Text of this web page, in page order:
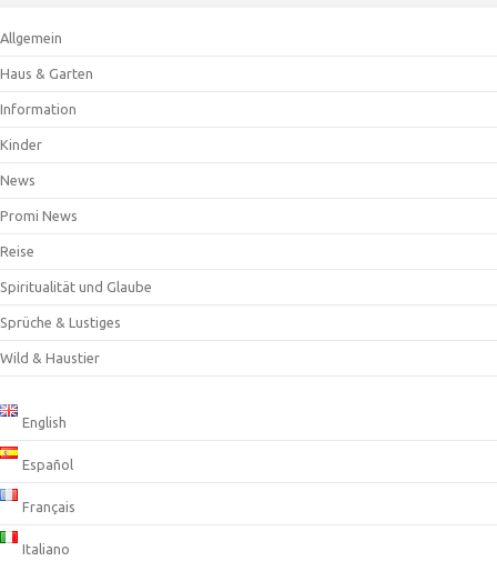
Allgemein
Haus & Garten
Information
Kinder
News
Promi News
Reise
Spiritualität und Glaube
Sprüche & Lustiges
Wild & Haustier
English
Español
Français
Italiano